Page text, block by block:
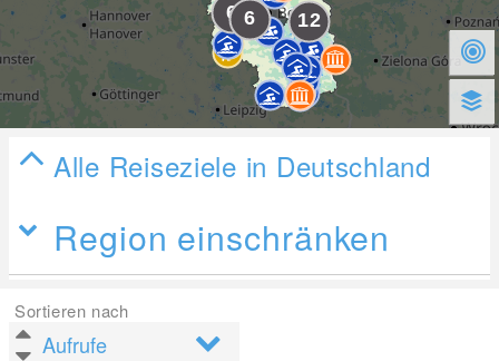
Alle Reiseziele in Deutschland
Region einschränken
Sortieren nach